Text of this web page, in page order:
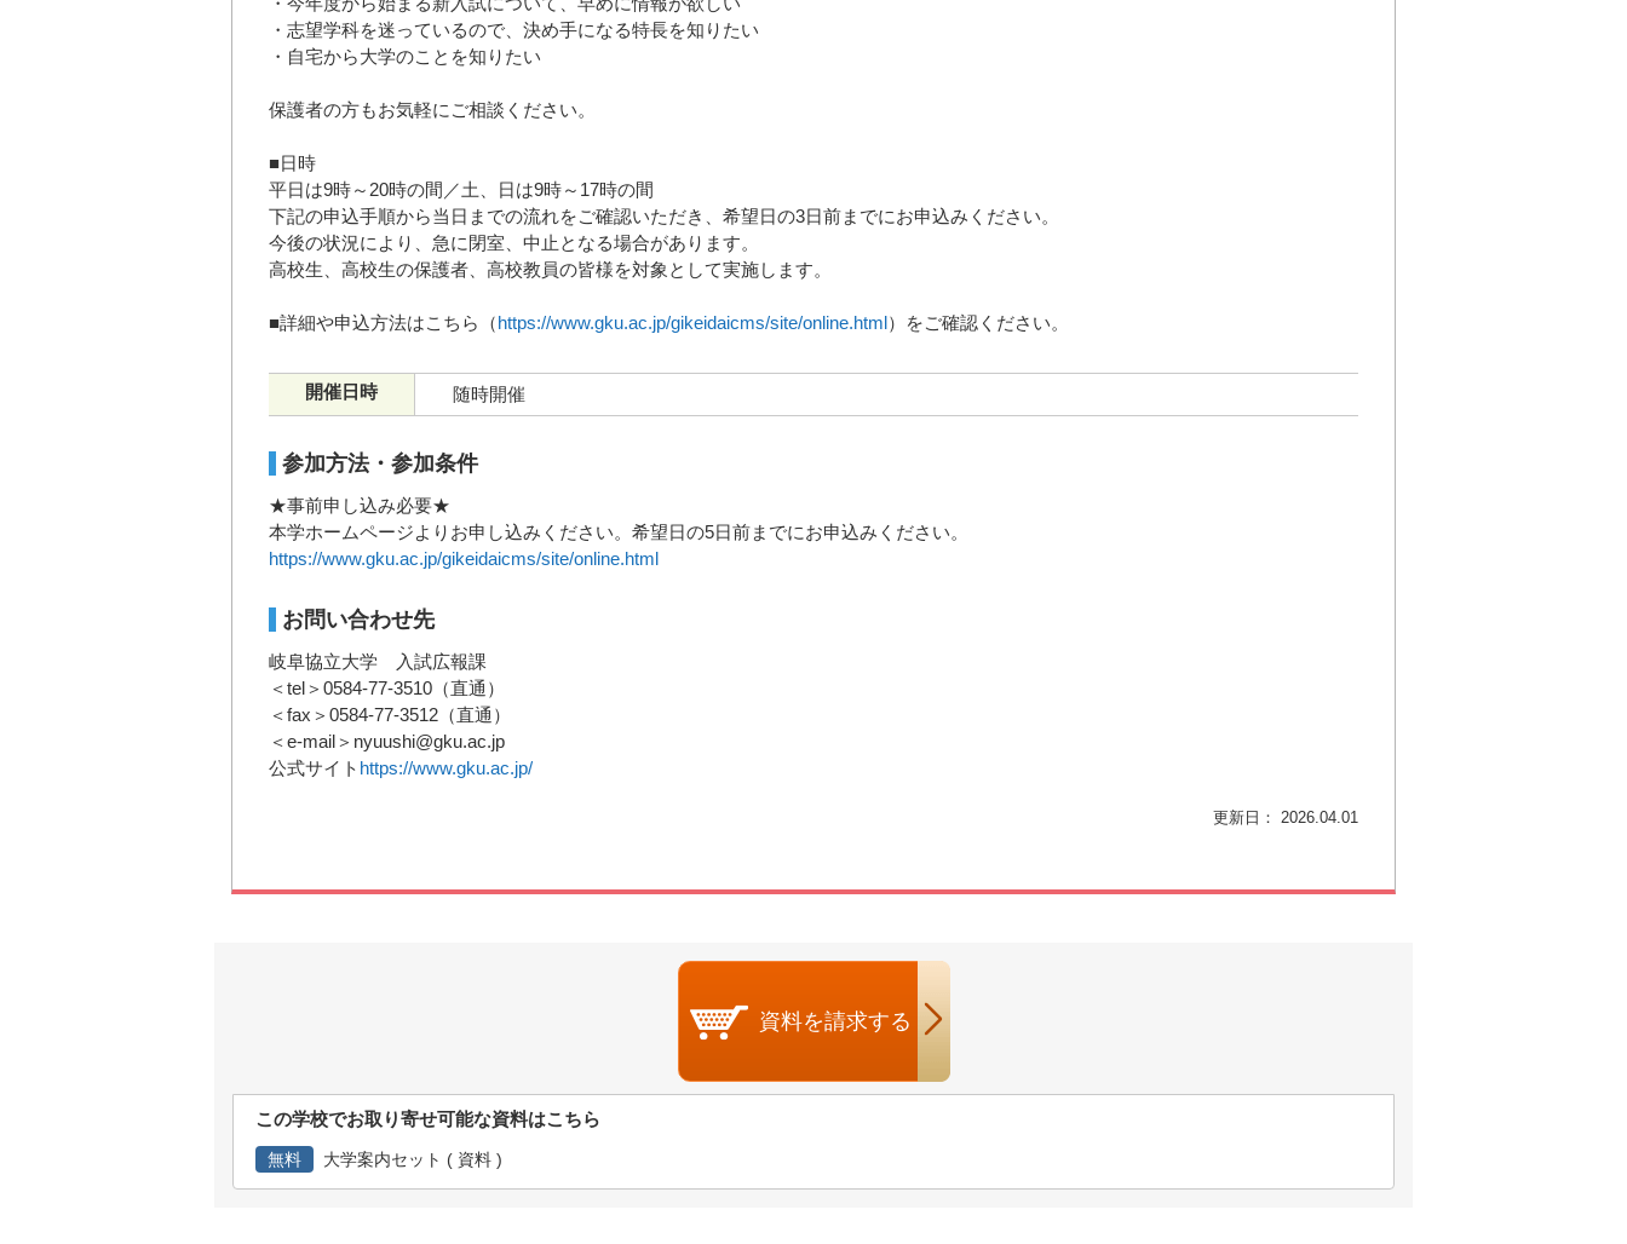
・志望学科を迷っているので、決め手になる特長を知りたい
・自宅から大学のことを知りたい
保護者の方もお気軽にご相談ください。
■日時
平日は9時～20時の間／土、日は9時～17時の間
下記の申込手順から当日までの流れをご確認いただき、希望日の3日前までにお申込みください。
今後の状況により、急に閉室、中止となる場合があります。
高校生、高校生の保護者、高校教員の皆様を対象として実施します。
■詳細や申込方法はこちら（https://www.gku.ac.jp/gikeidaicms/site/online.html）をご確認ください。
開催日時 随時開催
参加方法・参加条件
★事前申し込み必要★
本学ホームページよりお申し込みください。希望日の5日前までにお申込みください。
https://www.gku.ac.jp/gikeidaicms/site/online.html
お問い合わせ先
岐阜協立大学 入試広報課
＜tel＞0584-77-3510（直通）
＜fax＞0584-77-3512（直通）
＜e-mail＞nyuushi@gku.ac.jp
公式サイト https://www.gku.ac.jp/
更新日： 2026.04.01
資料を請求する
この学校でお取り寄せ可能な資料はこちら
無料 大学案内セット ( 資料 )